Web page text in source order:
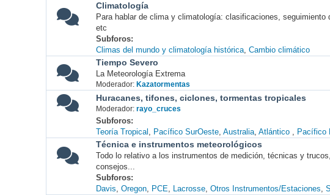
Climatología
Para hablar de clima y climatología: clasificaciones,
etc
Subforos
Climas del mundo y climatología histórica Cambio climático
Tiempo Severo
La Meteorología Extrema
Moderador: Kazatormentas
Huracanes, tifones, ciclones, tormentas tropicales
Moderador: rayo_cruces
Subforos
Teoría Tropical
Pacífico SurOeste Australia Atlántico Pacífico
Técnica e instrumentos meteorológicos
Todo lo relativo a los instrumentos de medición, técnicas y
consejos...
Subforos
Davis Oregon PCE Lacrosse Otros Instrumentos/Estaciones